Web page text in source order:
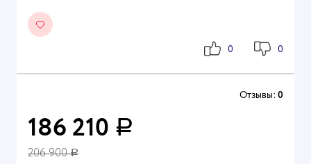
0 0
Отзывы: 0
186 210 Р
206 900Р